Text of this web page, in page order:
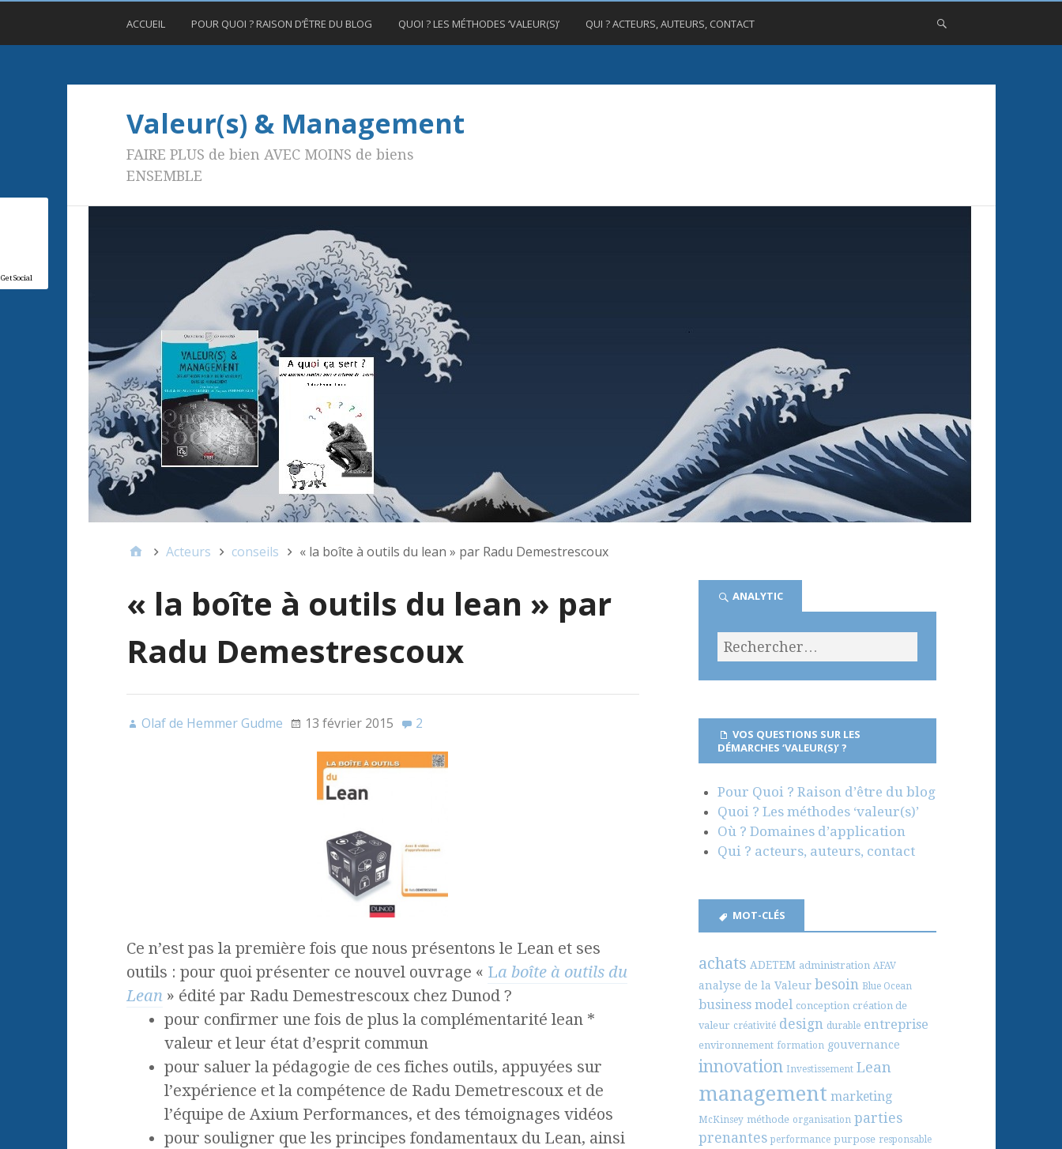
ACCUEIL POUR QUOI ? RAISON D’ÊTRE DU BLOG QUOI ? LES MÉTHODES ‘VALEUR(S)’ QUI ? ACTEURS, AUTEURS, CONTACT
Valeur(s) & Management
FAIRE PLUS de bien AVEC MOINS de biens
ENSEMBLE
Acteurs conseils « la boîte à outils du lean » par Radu Demestrescoux
« la boîte à outils du lean » par
Radu Demestrescoux
Olaf de Hemmer Gudme 13 février 2015 2
Ce n’est pas la première fois que nous présentons le Lean et ses
outils : pour quoi présenter ce nouvel ouvrage « La boîte à outils du
Lean » édité par Radu Demestrescoux chez Dunod ?
pour confirmer une fois de plus la complémentarité lean *
valeur et leur état d’esprit commun
pour saluer la pédagogie de ces fiches outils, appuyées sur
l’expérience et la compétence de Radu Demetrescoux et de
l’équipe de Axium Performances, et des témoignages vidéos
pour souligner que les principes fondamentaux du Lean, ainsi
ANALYTIC
VOS QUESTIONS SUR LES
DÉMARCHES ‘VALEUR(S)’ ?
Pour Quoi ? Raison d’être du blog
Quoi ? Les méthodes ‘valeur(s)’
Où ? Domaines d’application
Qui ? acteurs, auteurs, contact
MOT-CLÉS
achats ADETEM administration AFAV
analyse de la Valeur besoin Blue Ocean
business model conception création de
valeur créativité design durable entreprise
environnement formation gouvernance
innovation Investissement Lean
management marketing
McKinsey méthode organisation parties
prenantes performance purpose responsable
GetSocial